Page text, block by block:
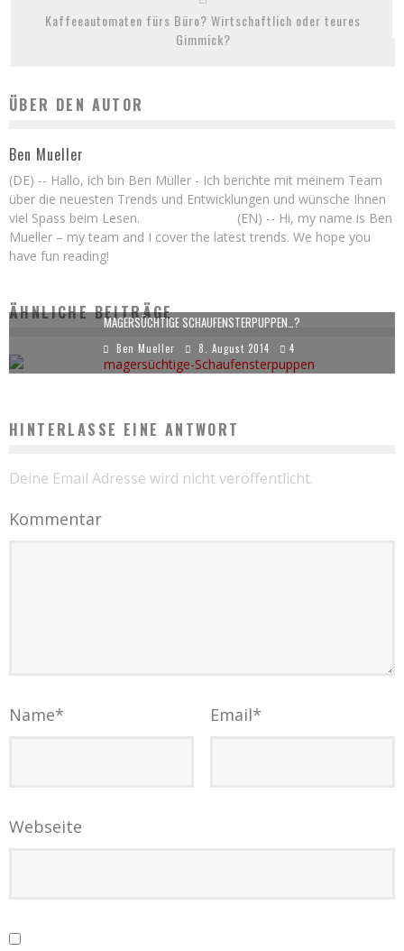
Kaffeeautomaten fürs Büro? Wirtschaftlich oder teures
Gimmick?
ÜBER DEN AUTOR
Ben Mueller
(DE) -- Hallo, ich bin Ben Müller - Ich berichte mit meinem Team
über die neuesten Trends und Entwicklungen und wünsche Ihnen
viel Spass beim Lesen. (EN) -- Hi, my name is Ben
Mueller – my team and I cover the latest trends. We hope you
have fun reading!
ÄHNLICHE BEITRÄGEMAGERSÜCHTIGE SCHAUFENSTERPUPPEN…?
Ben Mueller 8. August 2014 4
HINTERLASSE EINE ANTWORT
Deine Email Adresse wird nicht veröffentlicht.
Kommentar
Name* Email*
Webseite